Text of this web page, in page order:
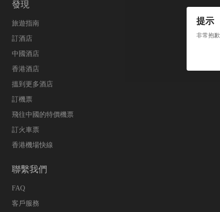
提示
非常抱
發現
旅遊指南
訂酒店
中國酒店
香港酒店
搵到更多酒店
訂機票
飛往中國的特價機票
訂火車票
香港機場快線
聯繫我們
FAQ
客戶服務